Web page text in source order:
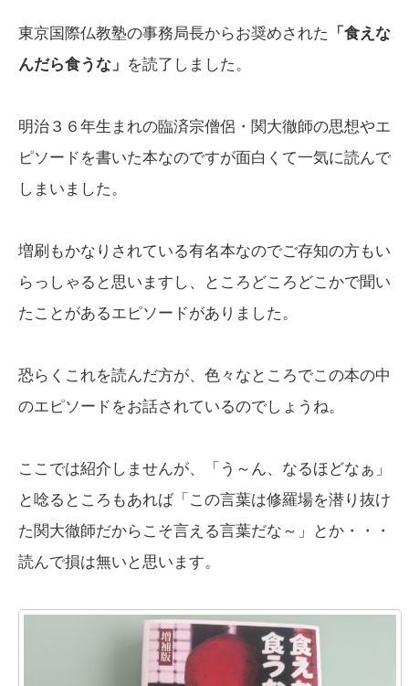
東京国際仏教塾の事務局長からお奨めされた
「食えな
んだら食うな」 を読了しました。
明治３６年生まれの臨済宗僧侶・関大徹師の思想やエ
ピソードを書いた本なのですが面白くて一気に読んで
しまいました。
増刷もかなりされている有名本なのでご存知の方もい
らっしゃると思いますし、ところどころどこかで聞い
たことがあるエピソードがありました。
恐らくこれを読んだ方が、色々なところでこの本の中
のエピソードをお話されているのでしょうね。
ここでは紹介しませんが、「う～ん、なるほどなぁ」
と唸るところもあれば「この言葉は修羅場を潜り抜け
た関大徹師だからこそ言える言葉だな～」とか・・・
読んで損は無いと思います。